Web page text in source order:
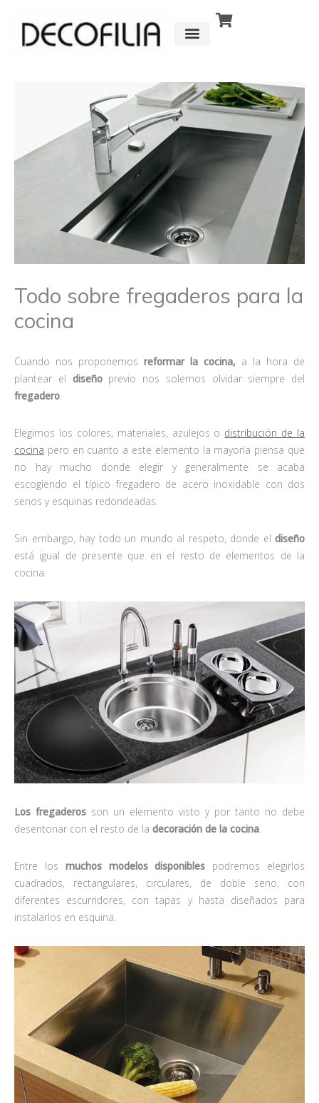
contenido
Todo sobre fregaderos para la
cocina
Cuando nos proponemos reformar la cocina, a la hora de
plantear el diseñoprevio nos solemos olvidar siempre del
fregadero
Elegimos los colores, materiales, azulejos o distribución de la
cocina pero en cuanto a este elemento la mayoría piensa que
no hay mucho donde elegir y generalmente se acaba
escogiendo el típico fregadero de acero inoxidable con dos
senos y esquinas redondeadas.
Sin embargo, hay todo un mundo al respeto, donde el diseño
está igual de presente que en el resto de elementos de la
cocina.
Los fregaderos son un elemento visto y por tanto no debe
desentonar con el resto de la decoración de la cocina.
Entre los muchos modelos disponibles podremos elegirlos
cuadrados, rectangulares, circulares, de doble seno, con
diferentes escurridores, con tapas y hasta diseñados para
instalarlos en esquina.